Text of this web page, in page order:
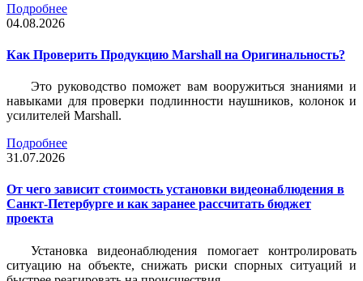
Подробнее
04.08.2026
Как Проверить Продукцию Marshall на Оригинальность?
Это руководство поможет вам вооружиться знаниями и
навыками для проверки подлинности наушников, колонок и
усилителей Marshall.
Подробнее
31.07.2026
От чего зависит стоимость установки видеонаблюдения в
Санкт-Петербурге и как заранее рассчитать бюджет
проекта
Установка видеонаблюдения помогает контролировать
ситуацию на объекте, снижать риски спорных ситуаций и